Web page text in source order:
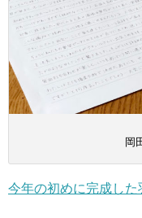
岡
今年の初めに完成し